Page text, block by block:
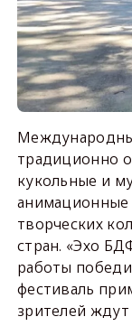
традиционно
кукольные и
творческих
стран. «Эхо
работы
фестиваль
зрителей